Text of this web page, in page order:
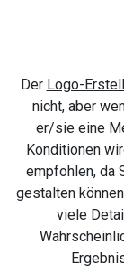
Der Logo-
nicht, aber
er/sie eine
Konditionen
empfohlen, da
gestalten
viele